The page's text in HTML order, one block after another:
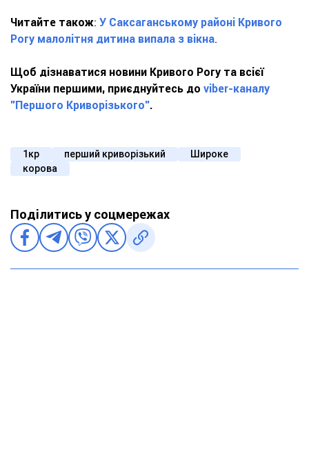
Читайте також: У Саксаганському районі Кривого
Рогу малолітня дитина випала з вікна.
Щоб дізнаватися новини Кривого Рогу та всієї
України першими, приєднуйтесь до viber-каналу
"Першого Криворізького".
1кр перший криворізький
Широке
корова
Поділитись у соцмережах